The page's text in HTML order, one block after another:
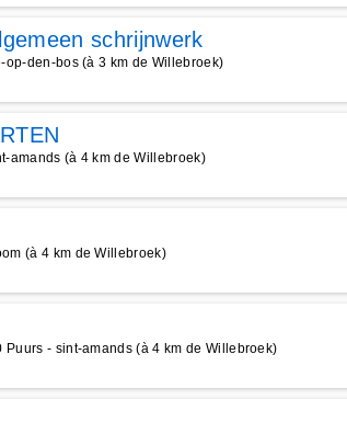
schrijnwerk
op-den-bos (à 3 km de Willebroek)
amands (à 4 km de Willebroek)
(à 4 km de Willebroek)
Puurs - sint-amands (à 4 km de Willebroek)